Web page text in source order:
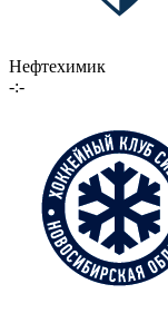
Нефтехимик
-:-